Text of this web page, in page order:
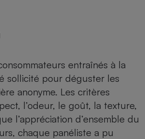
entraînés à la
sollicité pour déguster les
anonyme. Les critères
l’odeur, le goût, la texture,
l’appréciation d’ensemble du
chaque panéliste a pu